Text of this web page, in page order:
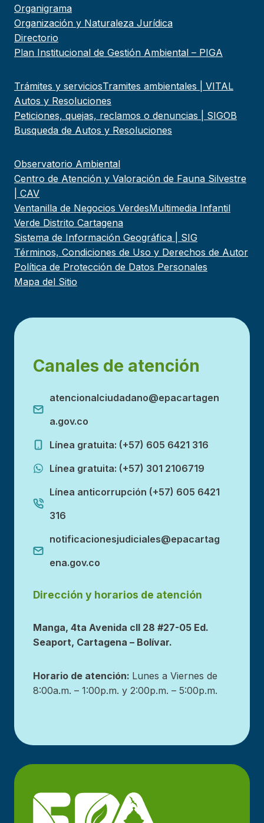
Organigrama
Organización y Naturaleza Jurídica
Directorio
Plan Institucional de Gestión Ambiental – PIGA
Trámites y serviciosTramites ambientales | VITAL
Autos y Resoluciones
Peticiones, quejas, reclamos o denuncias | SIGOB
Busqueda de Autos y Resoluciones
Observatorio Ambiental
Centro de Atención y Valoración de Fauna Silvestre
| CAV
Ventanilla de Negocios VerdesMultimedia Infantil
Verde Distrito Cartagena
Sistema de Información Geográfica | SIG
Términos, Condiciones de Uso y Derechos de Autor
Política de Protección de Datos Personales
Mapa del Sitio
Canales de atención
atencionalciudadano@epacartagen
a.gov.co
Línea gratuita: (+57) 605 6421 316
Línea gratuita: (+57) 301 2106719
Línea anticorrupción (+57) 605 6421
316
notificacionesjudiciales@epacartag
ena.gov.co
Dirección y horarios de atención
Manga, 4ta Avenida cll 28 #27-05 Ed.
Seaport, Cartagena – Bolívar.
Horario de atención: Lunes a Viernes de
8:00a.m. – 1:00p.m. y 2:00p.m. – 5:00p.m.